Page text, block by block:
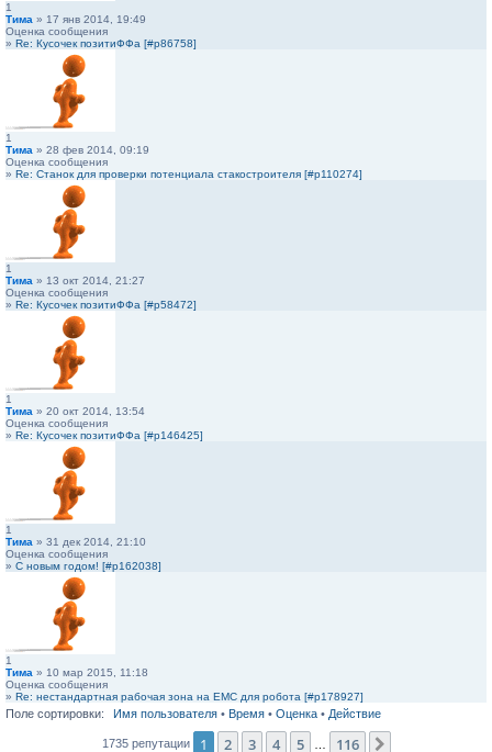
1
Тима » 17 янв 2014, 19:49
Оценка сообщения
» Re: Кусочек позитиФФа [#p86758]
1
Тима » 28 фев 2014, 09:19
Оценка сообщения
» Re: Станок для проверки потенциала стакостроителя [#p110274]
1
Тима » 13 окт 2014, 21:27
Оценка сообщения
» Re: Кусочек позитиФФа [#p58472]
1
Тима » 20 окт 2014, 13:54
Оценка сообщения
» Re: Кусочек позитиФФа [#p146425]
1
Тима » 31 дек 2014, 21:10
Оценка сообщения
» С новым годом! [#p162038]
1
Тима » 10 мар 2015, 11:18
Оценка сообщения
» Re: нестандартная рабочая зона на ЕМС для робота [#p178927]
Поле сортировки: Имя пользователя • Время • Оценка • Действие
1735 репутации 1 2 3 4 5 116